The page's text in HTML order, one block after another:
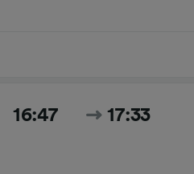
16:47 17:33